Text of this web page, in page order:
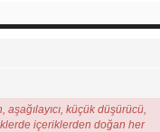
küçük düşürücü,
içeriklerden doğan her